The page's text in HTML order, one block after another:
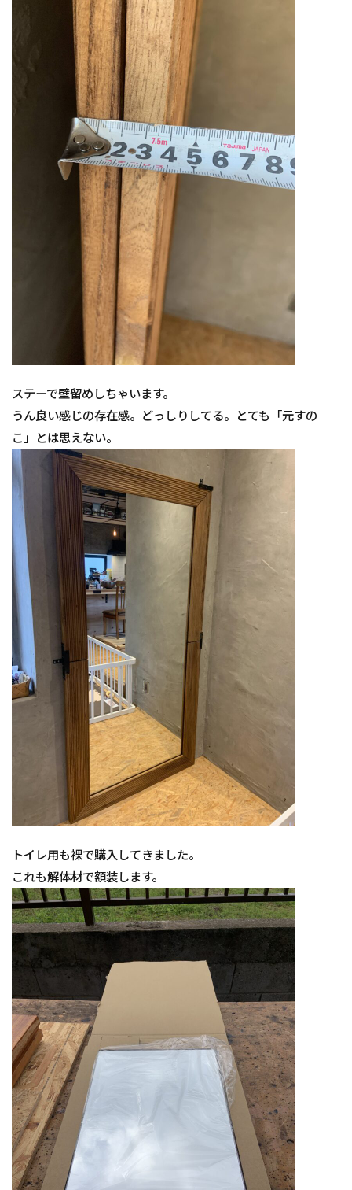
ステーで壁留めしちゃいます。
うん良い感じの存在感。どっしりしてる。とても「元すの
こ」とは思えない。
トイレ用も裸で購入してきました。
これも解体材で額装します。